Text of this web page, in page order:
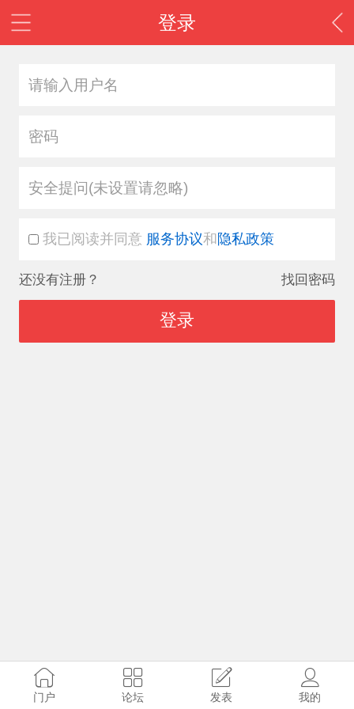
登录
安全提问(未设置请忽略)
我已阅读并同意 服务协议和 隐私政策
还没有注册？ 找回密码
门户 论坛 发表 我的